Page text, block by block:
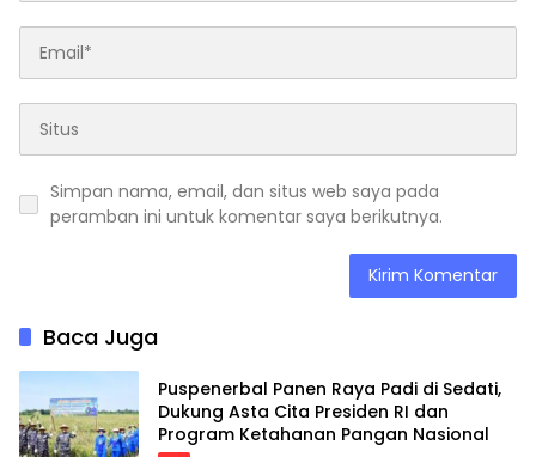
Simpan nama, email, dan situs web saya pada
peramban ini untuk komentar saya berikutnya.
Baca Juga
Puspenerbal Panen Raya Padi di Sedati,
Dukung Asta Cita Presiden RI dan
Program Ketahanan Pangan Nasional